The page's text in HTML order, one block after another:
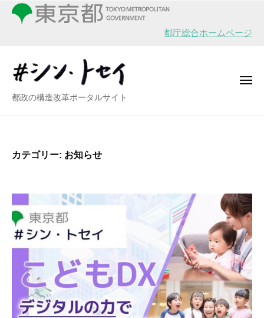
都庁総合ホームページ
シ
セ
都政の構造改革ポータルサイト
メ
カテゴリー: お知らせ
ン
イ